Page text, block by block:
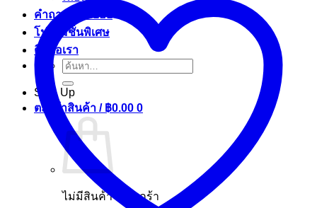
คำถามที่พบบ่อย
โปรโมชั่นพิเศษ
ติดต่อเรา
ค้นหา:
Sign Up
ตะกร้าสินค้า / ฿0.00 0
ไม่มีสินค้าในตะกร้า